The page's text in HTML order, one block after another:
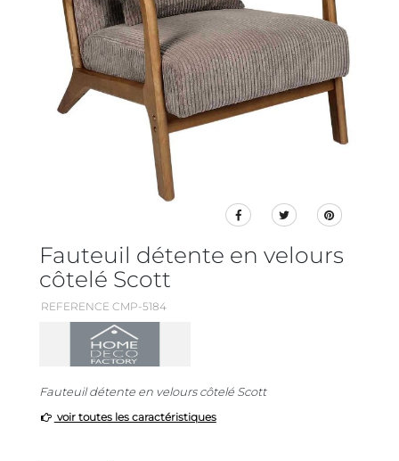
Fauteuil détente en velours
côtelé Scott
REFERENCE CMP-5184
Fauteuil détente en velours côtelé Scott
voir toutes les caractéristiques